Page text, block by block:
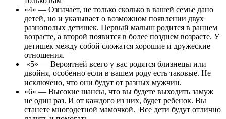
«4» — Означает, не только сколько в вашей семье дано
детей, но и указывает о возможном появлении двух
разнополых детишек. Первый малыш родится в раннем
возрасте, а второй появится в более позднем возрасте. У
детишек между собой сложатся хорошие и дружеские
отношения.
«5» — Вероятней всего у вас родятся близнецы или
двойня, особенно если в вашем роду есть таковые. Не
исключено, что они будут от разных мужчин.
«6» — Высокие шансы, что вы будете выходить замуж
не один раз. И от каждого из них, будет ребенок. Вы
станете многодетной мамочкой. Все дети будут отлично